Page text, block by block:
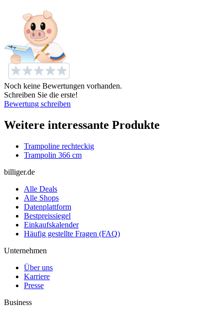
Noch keine Bewertungen vorhanden.
Schreiben Sie die erste!
Bewertung schreiben
Weitere interessante Produkte
Trampoline rechteckig
Trampolin 366 cm
billiger.de
Alle Deals
Alle Shops
Datenplattform
Bestpreissiegel
Einkaufskalender
Häufig gestellte Fragen (FAQ)
Unternehmen
Über uns
Karriere
Presse
Business